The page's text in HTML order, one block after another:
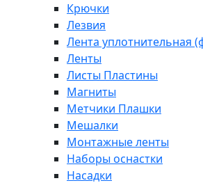
Крючки
Лезвия
Лента уплотнительная
Ленты
Листы Пластины
Магниты
Метчики Плашки
Мешалки
Монтажные ленты
Наборы оснастки
Насадки